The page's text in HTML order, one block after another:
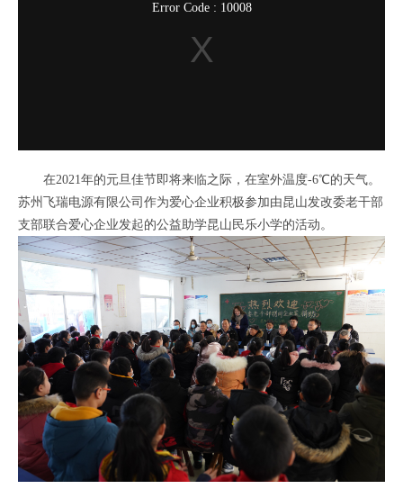
Error Code : 10008
在2021年的元旦佳节即将来临之际，在室外温度-6℃的天气。
苏州飞瑞电源有限公司作为爱心企业积极参加由昆山发改委老干部
支部联合爱心企业发起的公益助学昆山民乐小学的活动。